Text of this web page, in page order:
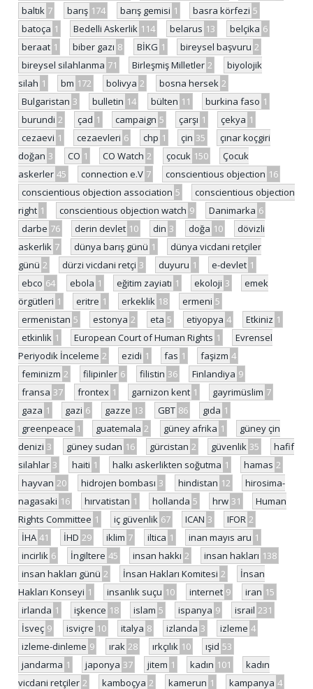
baltık 7 barış 174 barış gemisi 1 basra körfezi 5
batoça 1 Bedelli Askerlik 114 belarus 13 belçika 6
beraat 1 biber gazı 8 BİKG 1 bireysel başvuru 2
bireysel silahlanma 71 Birleşmiş Milletler 2
biyolojik
silah 1 bm 172 bolivya 2 bosna hersek 2
Bulgaristan 3 bulletin 14 bülten 11 burkina faso 1
burundi 2 çad 1 campaign 5 çarşı 1 çekya 1
cezaevi 1 cezaevleri 6 chp 1 çin 35
çınar koçgiri
doğan 3 CO 1 CO Watch 2 çocuk 150
Çocuk
askerler 45 connection e.V 7 conscientious objection 16
conscientious objection association 5
conscientious objection
right 1 conscientious objection watch 9 Danimarka 6
darbe 76 derin devlet 10 din 3 doğa 10
dövizli
askerlik 7 dünya barış günü 1
dünya vicdani retçiler
günü 2 dürzi vicdani retçi 3 duyuru 1 e-devlet 1
ebco 64 ebola 1 eğitim zayiatı 1 ekoloji 3
emek
örgütleri 1 eritre 1 erkeklik 18 ermeni 5
ermenistan 5 estonya 2 eta 5 etiyopya 4 Etkiniz 1
etkinlik 1 European Court of Human Rights 1
Evrensel
Periyodik İnceleme 2 ezidi 1 fas 1 faşizm 4
feminizm 2 filipinler 6 filistin 36 Finlandiya 9
fransa 37 frontex 1 garnizon kent 1 gayrimüslim 7
gaza 1 gazi 6 gazze 13 GBT 86 gıda 1
greenpeace 1 guatemala 2 güney afrika 1
güney çin
denizi 3 güney sudan 16 gürcistan 2 güvenlik 35
hafif
silahlar 3 haiti 1 halkı askerlikten soğutma 1 hamas 2
hayvan 20 hidrojen bombası 3 hindistan 12
hirosima-
nagasaki 16 hırvatistan 1 hollanda 5 hrw 31
Human
Rights Committee 1 iç güvenlik 67 ICAN 3 IFOR 2
İHA 41 İHD 29 iklim 7 iltica 1 inan mayıs aru 1
incirlik 6 İngiltere 45 insan hakkı 2 insan hakları 138
insan hakları günü 2 İnsan Hakları Komitesi 2
İnsan
Hakları Konseyi 1 insanlık suçu 10 internet 9 iran 15
irlanda 1 işkence 18 islam 5 ispanya 9 israil 231
İsveç 9 isviçre 10 italya 8 izlanda 3 izleme 4
izleme-dinleme 9 ırak 28 ırkçılık 10 ışid 53
jandarma 1 japonya 37 jitem 1 kadın 101
kadın
vicdani retçiler 2 kamboçya 2 kamerun 1 kampanya 4